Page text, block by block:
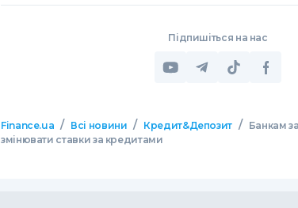
Підпишіться на нас
Finance.ua / Всі новини / Кредит&Депозит /
Банкам
змінювати ставки за кредитами